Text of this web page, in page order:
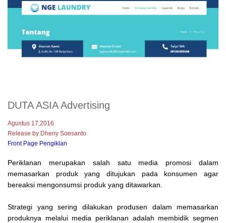
DUTA ASIA Advertising
Agustus 17,2016
Release by Dheny Soesanto
Front Page Pengiklan
Periklanan merupakan salah satu media promosi dalam
memasarkan produk yang ditujukan pada konsumen agar
bereaksi mengonsumsi produk yang ditawarkan.
Strategi yang sering dilakukan produsen dalam memasarkan
produknya melalui media periklanan adalah membidik segmen